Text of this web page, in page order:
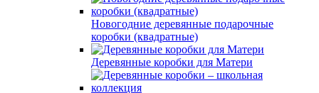
Новогодние деревянные подарочные
коробки (квадратные)
Деревянные коробки для Матери